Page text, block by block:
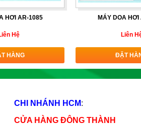
HƠI AR-1085
Hệ
HÀNG
MÁY DOA
Liên
ĐẶT
CHI NHÁNH HCM:
CỬA HÀNG ĐÔNG THÀNH